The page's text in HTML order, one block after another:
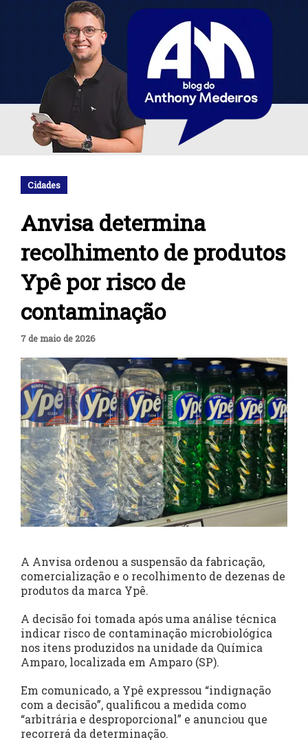
Cidades
Anvisa determina
recolhimento de produtos
Ypê por risco de
contaminação
7 de maio de 2026
A Anvisa ordenou a suspensão da fabricação,
comercialização e o recolhimento de dezenas de
produtos da marca Ypê.
A decisão foi tomada após uma análise técnica
indicar risco de contaminação microbiológica
nos itens produzidos na unidade da Química
Amparo, localizada em Amparo (SP).
Em comunicado, a Ypê expressou “indignação
com a decisão”, qualificou a medida como
“arbitrária e desproporcional” e anunciou que
recorrerá da determinação.